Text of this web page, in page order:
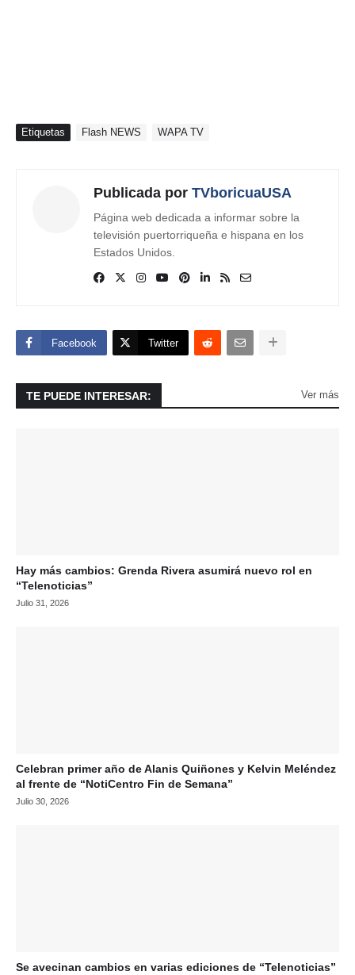
Etiquetas Flash NEWS WAPA TV
Publicada por TVboricuaUSA
Página web dedicada a informar sobre la
televisión puertorriqueña e hispana en los
Estados Unidos.
Facebook Twitter
TE PUEDE INTERESAR: Ver más
Hay más cambios: Grenda Rivera asumirá nuevo rol en
“Telenoticias”
Julio 31, 2026
Celebran primer año de Alanis Quiñones y Kelvin Meléndez
al frente de “NotiCentro Fin de Semana”
Julio 30, 2026
Se avecinan cambios en varias ediciones de “Telenoticias”